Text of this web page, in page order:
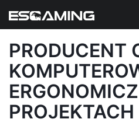
PRODUCENT
PROJEKTACH